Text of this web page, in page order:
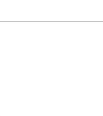
per ambienti sino a 30m2